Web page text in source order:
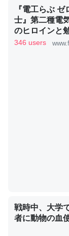
昆虫ってカル
コオロギのカ
─ニュース :: 【
論文では「淡
利だから両方
いる鋏角類（
ずキチンを強
─ニュース :: 【
『電工らぶ
士』第二種電
のヒロインと
ら“過去問
346 users
戦時中、大学
者に動物の血